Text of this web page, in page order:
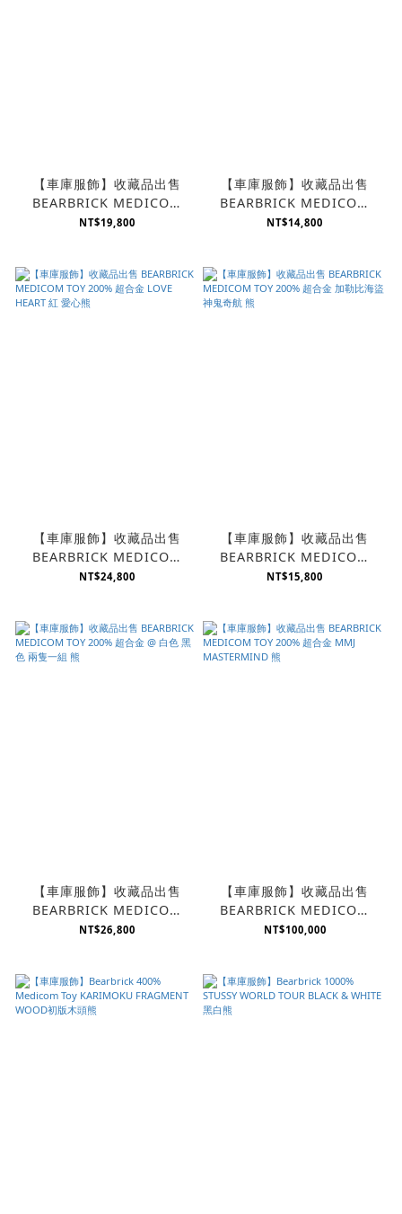
【車庫服飾】收藏品出售
BEARBRICK MEDICOM
TOY 200% 超合金
NT$19,800
【車庫服飾】收藏品出售
BEARBRICK MEDICOM
TOY 200% 超合金 LOVE
NT$14,800
【車庫服飾】收藏品出售
BEARBRICK MEDICOM
TOY 200% 超合金 LOVE
NT$24,800
【車庫服飾】收藏品出售
BEARBRICK MEDICOM
TOY 200% 超合金 加勒比海
NT$15,800
【車庫服飾】收藏品出售
BEARBRICK MEDICOM
TOY 200% 超合金 @ 白色
NT$26,800
【車庫服飾】收藏品出售
BEARBRICK MEDICOM
TOY 200% 超合金 MMJ
NT$100,000